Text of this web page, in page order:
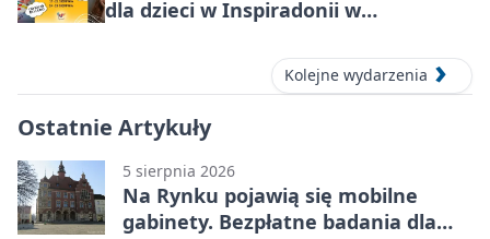
dla dzieci w Inspiradonii w
Kolejne wydarzenia
Ostatnie Artykuły
5 sierpnia 2026
Na Rynku pojawią się mobilne
gabinety. Bezpłatne badania dla